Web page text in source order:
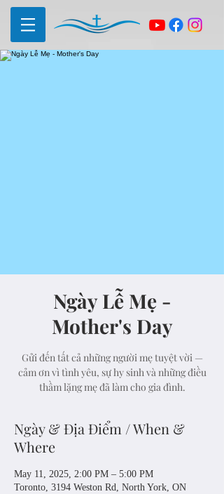
Ngày Lễ Mẹ -
Mother's Day
Gửi đến tất cả những người mẹ tuyệt vời —
cảm ơn vì tình yêu, sự hy sinh và những điều
thầm lặng mẹ đã làm cho gia đình.
Ngày & Địa Điểm / When &
Where
May 11, 2025, 2:00 PM – 5:00 PM
Toronto, 3194 Weston Rd, North York, ON